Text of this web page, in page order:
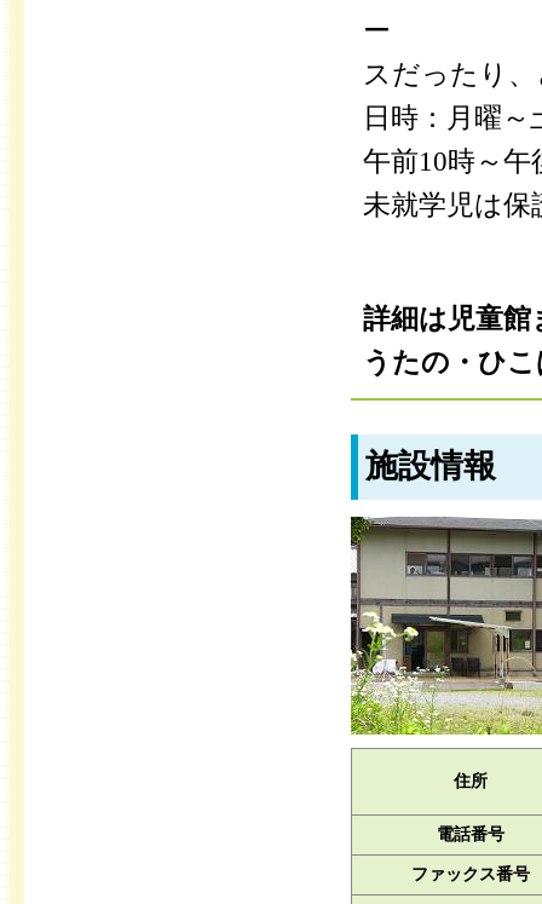
ー
スだったり
日時：月曜～
午前10時～午
未就学児は保
詳細は児童
うたの・ひこ
施設情報
住所
電話番号
ファックス番号